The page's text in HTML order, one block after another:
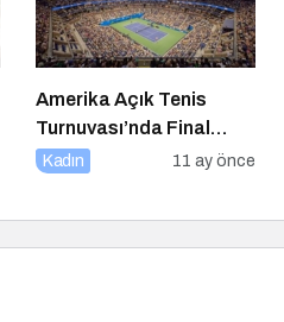
Amerika Açık Tenis
Turnuvası’nda Final
Heyecanı Eurosport’ta!
Kadın 11 ay önce